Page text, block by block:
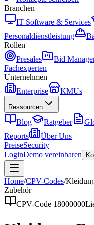
Branchen
IT Software & Services
Personaldienstleistung
Rollen
Presales
Bid
Fachexperten
Unternehmen
Enterprise
KMUs
Ressourcen
Blog Ratgeber
Reports
Über Uns
PreiseSecurity
LoginDemo vereinbaren
Home/CPV-Codes/
Zubehör
CPV-Code 18000000